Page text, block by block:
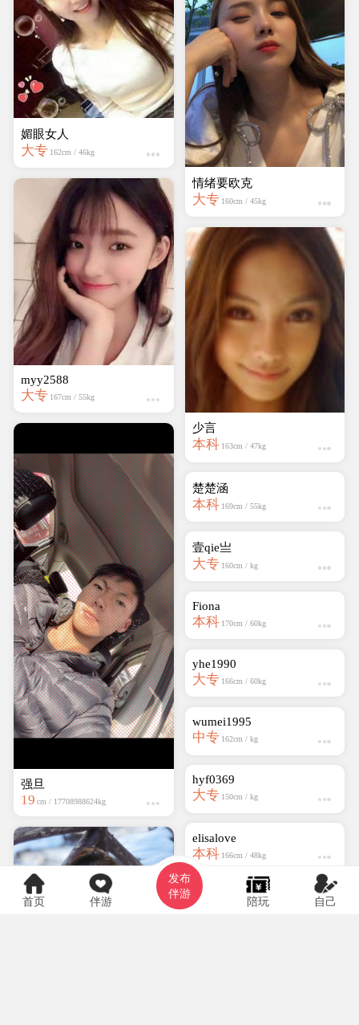
媚眼女人
大专 162cm / 46kg
myy2588
大专 167cm / 55kg
强旦
19 cm / 17708988624kg
楚楚涵
本科169cm / 55kg
壹qie亗
160cm / kg
Fiona
yhe1990
大专 166cm / 60kg
首页 伴游
发布
伴游
陪玩 自己